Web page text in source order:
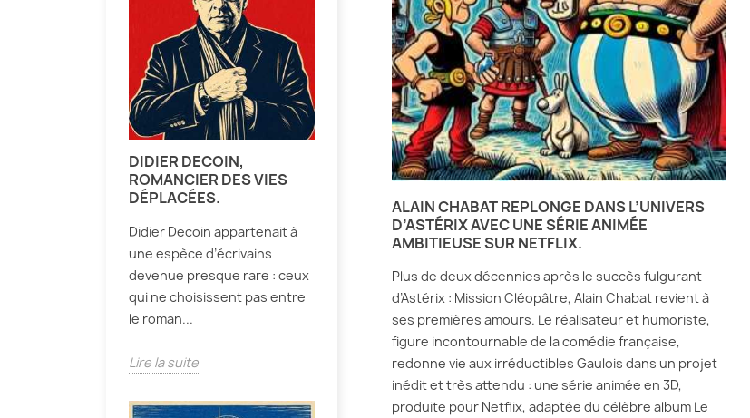
DIDIER DECOIN,
ROMANCIER DES VIES
DÉPLACÉES.
Didier Decoin appartenait à
une espèce d’écrivains
devenue presque rare : ceux
qui ne choisissent pas entre
le roman...
Lire la suite
ALAIN CHABAT REPLONGE DANS L’UNIVERS
D’ASTÉRIX AVEC UNE SÉRIE ANIMÉE
AMBITIEUSE SUR NETFLIX.
Plus de deux décennies après le succès fulgurant
d’Astérix : Mission Cléopâtre, Alain Chabat revient à
ses premières amours. Le réalisateur et humoriste,
figure incontournable de la comédie française,
redonne vie aux irréductibles Gaulois dans un projet
inédit et très attendu : une série animée en 3D,
produite pour Netflix, adaptée du célèbre album Le